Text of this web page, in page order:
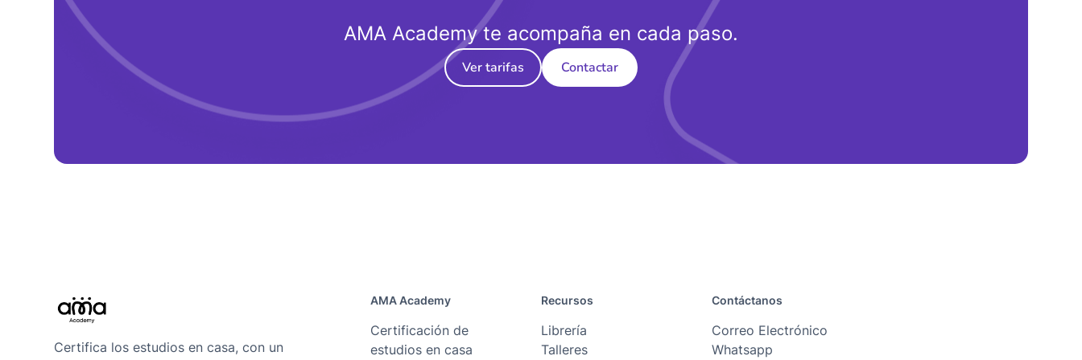
AMA Academy te acompaña en cada paso.
Ver tarifas Contactar
Certifica los estudios en casa, con un
AMA Academy
Certificación de
estudios en casa
Recursos
Librería
Talleres
Contáctanos
Correo Electrónico
Whatsapp